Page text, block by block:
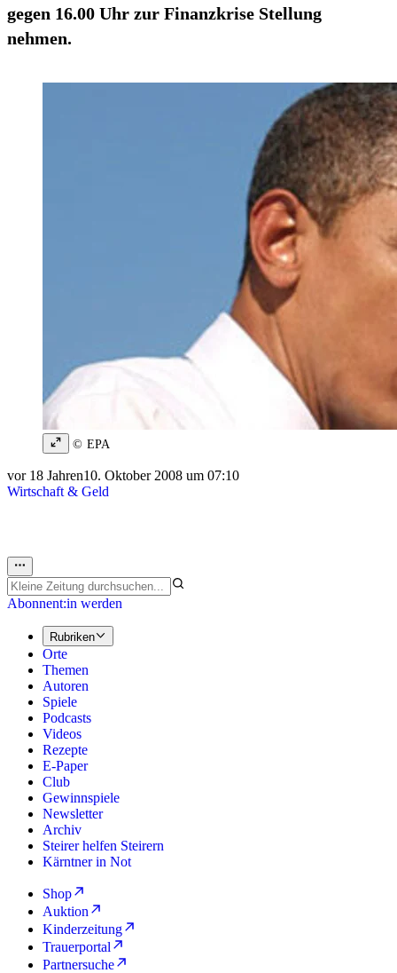
gegen 16.00 Uhr zur Finanzkrise Stellung
nehmen.
© EPA
vor 18 Jahren10. Oktober 2008 um 07:10
Wirtschaft & Geld
Abonnent:in werden
Rubriken
Orte
Themen
Autoren
Spiele
Podcasts
Videos
Rezepte
E-Paper
Club
Gewinnspiele
Newsletter
Archiv
Steirer helfen Steirern
Kärntner in Not
Shop
Auktion
Kinderzeitung
Trauerportal
Partnersuche